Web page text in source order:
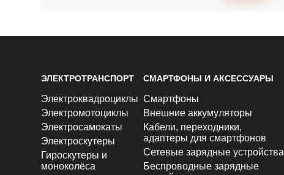
ЭЛЕКТРОТРАНСПОРТ
Электроквадроциклы
Электромотоциклы
Электросамокаты
Электроскутеры
Гироскутеры и
моноколёса
СМАРТФОНЫ И АКСЕССУАРЫ
Смартфоны
Внешние аккумуляторы
Кабели, переходники,
адаптеры для смартфонов
Сетевые зарядные устройства
Беспроводные зарядные